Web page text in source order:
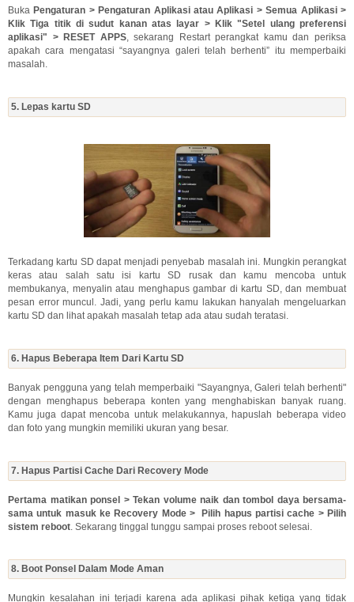
Buka Pengaturan > Pengaturan Aplikasi atau Aplikasi > Semua Aplikasi >
Klik Tiga titik di sudut kanan atas layar > Klik "Setel ulang preferensi
aplikasi" > RESET APPS, sekarang Restart perangkat kamu dan periksa
apakah cara mengatasi “sayangnya galeri telah berhenti” itu memperbaiki
masalah.
5. Lepas kartu SD
Terkadang kartu SD dapat menjadi penyebab masalah ini. Mungkin perangkat
keras atau salah satu isi kartu SD rusak dan kamu mencoba untuk
membukanya, menyalin atau menghapus gambar di kartu SD, dan membuat
pesan error muncul. Jadi, yang perlu kamu lakukan hanyalah mengeluarkan
kartu SD dan lihat apakah masalah tetap ada atau sudah teratasi.
6. Hapus Beberapa Item Dari Kartu SD
Banyak pengguna yang telah memperbaiki "Sayangnya, Galeri telah berhenti"
dengan menghapus beberapa konten yang menghabiskan banyak ruang.
Kamu juga dapat mencoba untuk melakukannya, hapuslah beberapa video
dan foto yang mungkin memiliki ukuran yang besar.
7. Hapus Partisi Cache Dari Recovery Mode
Pertama matikan ponsel > Tekan volume naik dan tombol daya bersama-
sama untuk masuk ke Recovery Mode > Pilih hapus partisi cache > Pilih
sistem reboot . Sekarang tinggal tunggu sampai proses reboot selesai.
8. Boot Ponsel Dalam Mode Aman
Mungkin kesalahan ini terjadi karena ada aplikasi pihak ketiga yang tidak